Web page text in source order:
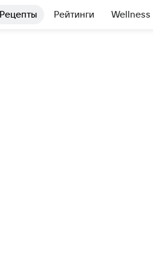
Рецепты Рейтинги Wellness